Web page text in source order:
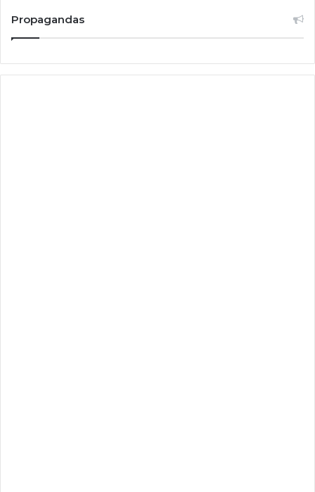
Propagandas